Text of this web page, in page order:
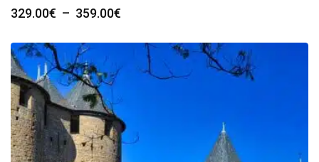
329.00€ – 359.00€
prix :
329.00€